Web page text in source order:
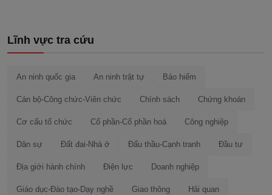
Lĩnh vực tra cứu
An ninh quốc gia An ninh trật tự Bảo hiểm
Cán bộ-Công chức-Viên chức Chính sách Chứng khoán
Cơ cấu tổ chức Cổ phần-Cổ phần hoá Công nghiệp
Dân sự Đất đai-Nhà ở Đấu thầu-Cạnh tranh Đầu tư
Địa giới hành chính Điện lực Doanh nghiệp
Giáo dục-Đào tạo-Dạy nghề Giao thông Hải quan